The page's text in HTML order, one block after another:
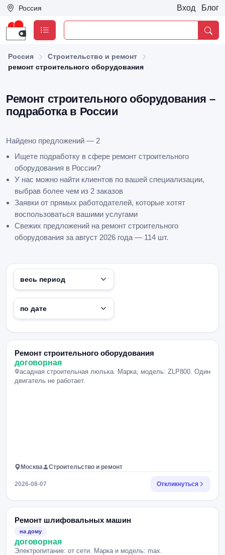
Россия Вход Блог
Россия
Строительство и ремонт
ремонт строительного оборудования
Ремонт строительного оборудования –
подработка в России
Найдено предложений — 2
Ищете подработку в сфере ремонт строительного
оборудования в России?
У нас можно найти клиентов по вашей специализации,
выбрав более чем из 2 заказов
Заявки от прямых работодателей, которые хотят
воспользоваться вашими услугами
Свежих предложений на ремонт строительного
оборудования за август 2026 года — 114 шт.
Ремонт строительного оборудования
договорная
Фасадная строительная люлька. Марка, модель: ZLP800. Один
двигатель не работает.
Москва Строительство и ремонт
2026-08-07 Откликнуться
Ремонт шлифовальных машин
на дому
договорная
Электропитание: от сети. Марка и модель: max.